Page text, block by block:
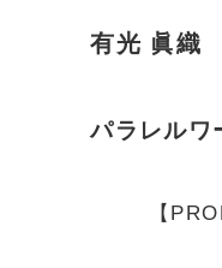
有光 眞織
パラレルワ
【